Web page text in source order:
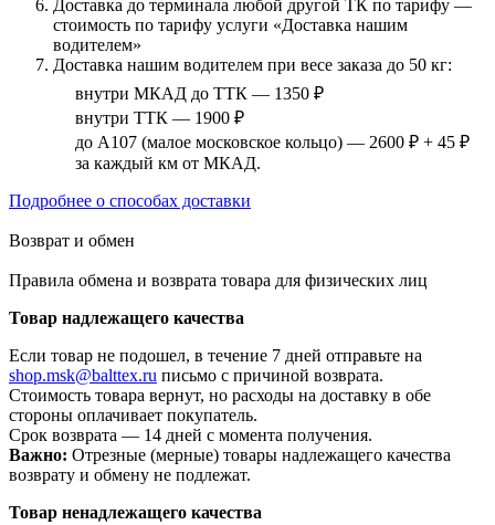
Доставка до терминала любой другой ТК по тарифу —
стоимость по тарифу услуги «Доставка нашим
водителем»
Доставка нашим водителем при весе заказа до 50 кг:
внутри МКАД до ТТК — 1350 ₽
внутри ТТК — 1900 ₽
до А107 (малое московское кольцо) — 2600 ₽ + 45 ₽
за каждый км от МКАД.
Подробнее о способах доставки
Возврат и обмен
Правила обмена и возврата товара для физических лиц
Товар надлежащего качества
Если товар не подошел, в течение 7 дней отправьте на
shop.msk@balttex.ru письмо с причиной возврата.
Стоимость товара вернут, но расходы на доставку в обе
стороны оплачивает покупатель.
Срок возврата — 14 дней с момента получения.
Важно: Отрезные (мерные) товары надлежащего качества
возврату и обмену не подлежат.
Товар ненадлежащего качества